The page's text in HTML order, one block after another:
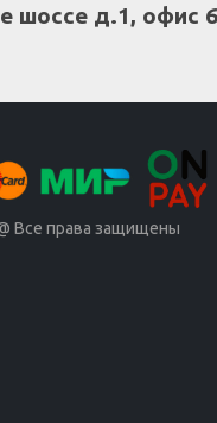
шоссе д.1, офис
Все права защищены